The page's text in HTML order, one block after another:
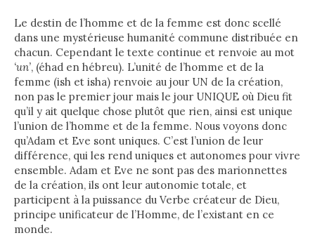
Le destin de l’homme et de la femme est donc scellé
dans une mystérieuse humanité commune distribuée en
chacun. Cependant le texte continue et renvoie au mot
‘un’, (éhad en hébreu). L’unité de l’homme et de la
femme (ish et isha) renvoie au jour UN de la création,
non pas le premier jour mais le jour UNIQUE où Dieu fit
qu’il y ait quelque chose plutôt que rien, ainsi est unique
l’union de l’homme et de la femme. Nous voyons donc
qu’Adam et Eve sont uniques. C’est l’union de leur
différence, qui les rend uniques et autonomes pour vivre
ensemble. Adam et Eve ne sont pas des marionnettes
de la création, ils ont leur autonomie totale, et
participent à la puissance du Verbe créateur de Dieu,
principe unificateur de l’Homme, de l’existant en ce
monde.